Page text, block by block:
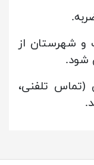
و شهرستان از
شود.
(تماس تلفنی،